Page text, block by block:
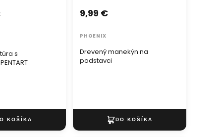
s
Drevený manekýn na
podstavci
9,99 €
PHOENIX